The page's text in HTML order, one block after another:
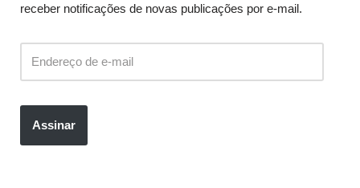
receber notificações de novas publicações por e-mail.
Assinar